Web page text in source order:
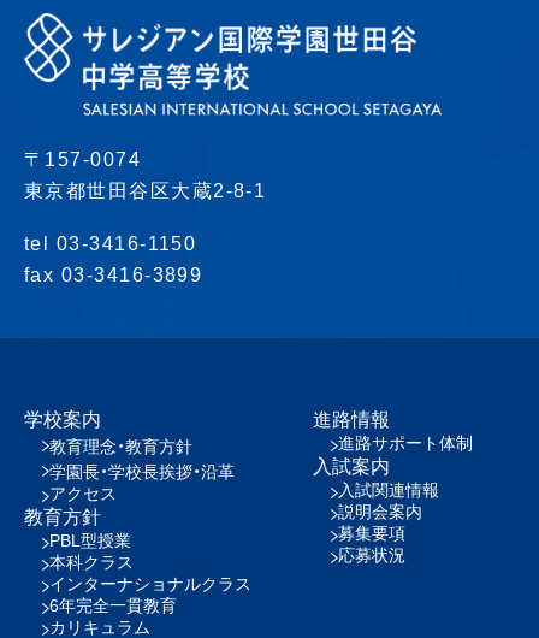
〒157-0074
東京都世田谷区大蔵2-8-1
tel 03-3416-1150
fax 03-3416-3899
学校案内
教育理念・教育方針
学園長・学校長挨拶・沿革
アクセス
教育方針
PBL型授業
本科クラス
インターナショナルクラス
6年完全一貫教育
カリキュラム
進路情報
進路サポート体制
入試案内
入試関連情報
説明会案内
募集要項
応募状況